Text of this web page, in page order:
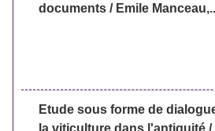
documents / Emile
Etude sous forme de
la viticulture dans l'antiquité /